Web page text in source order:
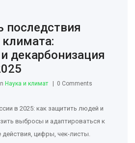
последствия
декарбонизация
Наука и климат 0 Comments
в 2025: как защитить людей и
выбросы и адаптироваться к
цифры, чек-листы.